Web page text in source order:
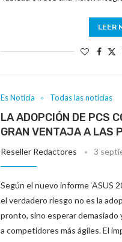
LEER
Es Noticia Todas las noticias
LA ADOPCIÓN DE PCS
GRAN VENTAJA A LAS
Reseller Redactores 3
Según el nuevo informe ‘ASUS
el verdadero riesgo no es la
pronto, sino esperar
a competidores más ágiles. El